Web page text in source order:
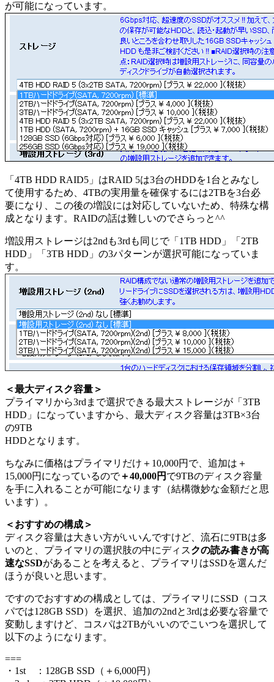
が可能になっています。
「4TB HDD RAID5」はRAID 5は3台のHDDを1台とみなし
て使用するため、4TBの実用量を確保するには2TBを3台必
要になり、この後の増設には対応していないため、特殊な構
成となります。RAIDの話は難しいのでさらっと^^
増設用ストレージは2ndも3rdも同じで「1TB HDD」「2TB
HDD」「3TB HDD」の3パターンが選択可能になっていま
す。
＜最大ディスク容量＞
プライマリから3rdまで選択できる最大ストレージが「3TB
HDD」になっていますから、最大ディスク容量は3TB×3台
の9TB
HDDとなります。
ちなみに価格はプライマリだけ＋10,000円で、追加は＋
15,000円になっているので＋40,000円 で9TBのディスク容量
を手に入れることが可能になります（結構微妙な金額だと思
います）。
＜おすすめの構成＞
ディスク容量は大きい方がいいんですけど、流石に9TBは多
いのと、プライマリの選択肢の中にディスクの読み書きが高
速なSSDがあることを考えると、プライマリはSSDを選んだ
ほうが良いと思います。
ですのでおすすめの構成としては、プライマリにSSD（コス
パでは128GB SSD）を選択、追加の2ndと3rdは必要な容量で
変動しますけど、コスパは2TBがいいのでこいつを選択して
以下のようになります。
===
・1st ：128GB SSD（＋6,000円）